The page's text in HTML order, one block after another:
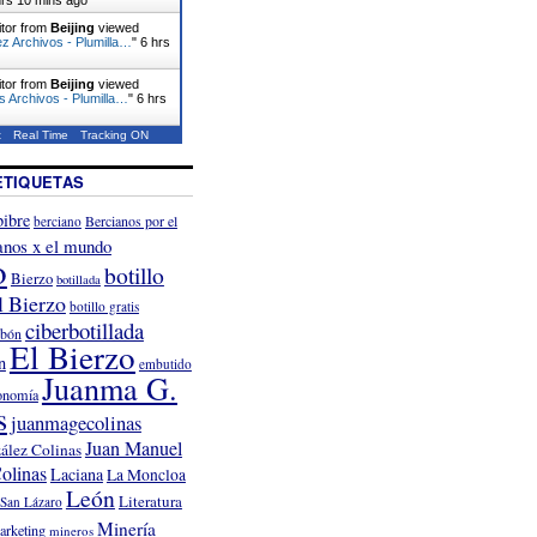
from Beijing viewed
Archivos - Plumilla… " 6 hrs
from Beijing viewed
Archivos - Plumilla… " 6 hrs
Real Time Tracking ON
berciano Bercianos por el
x el mundo
Bierzo botillada botillo
Bierzo botillo gratis
ciberbotillada
El Bierzo embutido
Juanma G.
juanmagecolinas
ColinasJuan Manuel
LacianaLa Moncloa
Lázaro LeónLiteratura
mineros Minería